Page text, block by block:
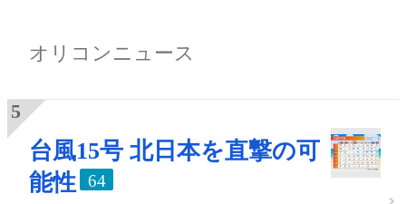
オリコンニュース
台風15号 北日本を直撃の可
能性
64